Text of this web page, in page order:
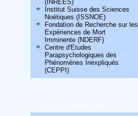
(INREES)
Institut Suisse des Sciences
Noétiques (ISSNOE)
Fondation de Recherche sur les
Expériences de Mort
Imminente (NDERF)
Centre d'Etudes
Parapsychologiques des
Phénomènes Inexpliqués
(CEPPI)